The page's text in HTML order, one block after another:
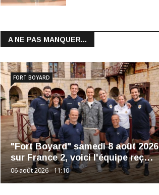
A NE PAS MANQUER...
"Fort Boyard" samedi 8 août 2026
sur France 2, voici l'équipe reç…
06 août 2026 - 11:10
FORT BOYARD